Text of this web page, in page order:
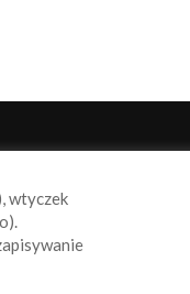
wtyczek